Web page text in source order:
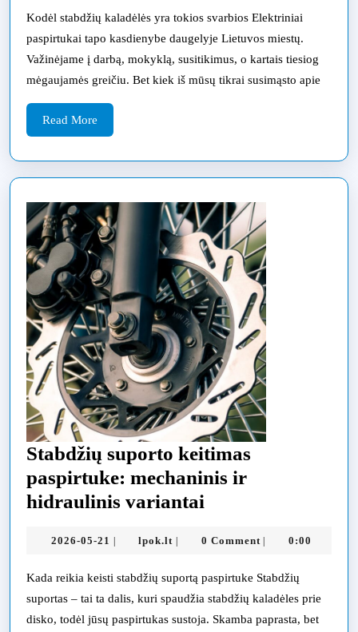
paspirtuke:
kaip
dažnai
reikia
keisti
Kodėl stabdžių kaladėlės yra tokios svarbios Elektriniai
paspirtukai tapo kasdienybe daugelyje Lietuvos miestų.
Važinėjame į darbą, mokyklą, susitikimus, o kartais tiesiog
mėgaujamės greičiu. Bet kiek iš mūsų tikrai susimąsto apie
Read More
More
Stabdžių suporto keitimas
paspirtuke: mechaninis ir
hidraulinis variantai
keitimas
paspirtuke:
mechaninis
ir
2026-05-21 2026-
| lpok.lt lpok.lt
| 0 Comment | 0:00
Kada reikia keisti stabdžių suportą paspirtuke Stabdžių
suportas – tai ta dalis, kuri spaudžia stabdžių kaladėles prie
disko, todėl jūsų paspirtukas sustoja. Skamba paprasta, bet